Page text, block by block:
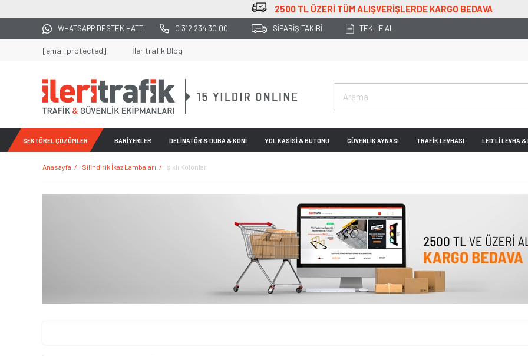
2500 TL ÜZERİ TÜM ALIŞVERİŞLERDE KARGO BEDAVA
WHATSAPP DESTEK HATTI 0 312 234 30 00 SİPARİŞ TAKİBİ TEKLİF AL
[email protected] İleritrafik Blog
SEKTÖREL ÇÖZÜMLER BARİYERLER DELİNATÖR & DUBA & KONİ YOL KASİSİ & BUTONU GÜVENLİK AYNASI TRAFİK LEVHASI LED'Lİ LEVHA &
Anasayfa Silindirik İkaz Lambaları Işıklı Kolonlar